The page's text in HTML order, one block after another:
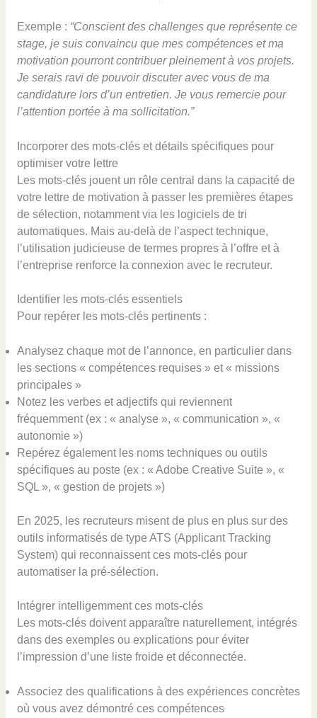
Exemple : “Conscient des challenges que représente ce
stage, je suis convaincu que mes compétences et ma
motivation pourront contribuer pleinement à vos projets.
Je serais ravi de pouvoir discuter avec vous de ma
candidature lors d’un entretien. Je vous remercie pour
l’attention portée à ma sollicitation.”
Incorporer des mots-clés et détails spécifiques pour
optimiser votre lettre
Les mots-clés jouent un rôle central dans la capacité de
votre lettre de motivation à passer les premières étapes
de sélection, notamment via les logiciels de tri
automatiques. Mais au-delà de l’aspect technique,
l’utilisation judicieuse de termes propres à l’offre et à
l’entreprise renforce la connexion avec le recruteur.
Identifier les mots-clés essentiels
Pour repérer les mots-clés pertinents :
Analysez chaque mot de l’annonce, en particulier dans
les sections « compétences requises » et « missions
principales »
Notez les verbes et adjectifs qui reviennent
fréquemment (ex : « analyse », « communication », «
autonomie »)
Repérez également les noms techniques ou outils
spécifiques au poste (ex : « Adobe Creative Suite », «
SQL », « gestion de projets »)
En 2025, les recruteurs misent de plus en plus sur des
outils informatisés de type ATS (Applicant Tracking
System) qui reconnaissent ces mots-clés pour
automatiser la pré-sélection.
Intégrer intelligemment ces mots-clés
Les mots-clés doivent apparaître naturellement, intégrés
dans des exemples ou explications pour éviter
l’impression d’une liste froide et déconnectée.
Associez des qualifications à des expériences concrètes
où vous avez démontré ces compétences